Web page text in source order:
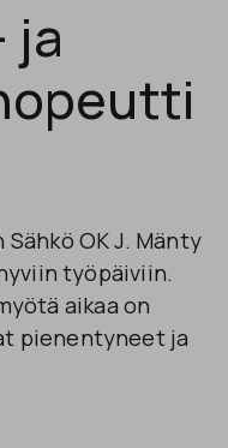
ja
OK J. Mänty
työpäiviin.
aikaa on
pienentyneet ja